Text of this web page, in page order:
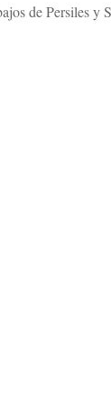
de Persiles y